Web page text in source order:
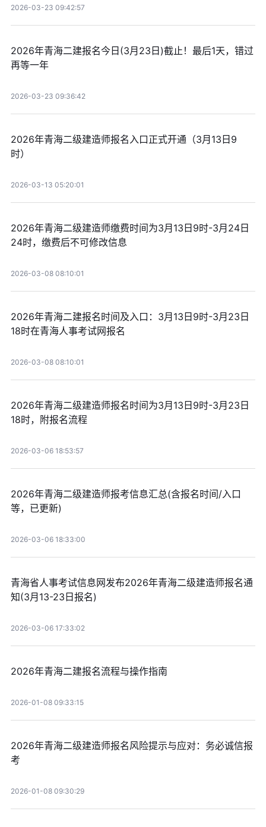
2026-03-23 09:42:57
2026年青海二建报名今日(3月23日)截止！最后1天，错过
再等一年
2026-03-23 09:36:42
2026年青海二级建造师报名入口正式开通（3月13日9
时）
2026-03-13 05:20:01
2026年青海二级建造师缴费时间为3月13日9时-3月24日
24时，缴费后不可修改信息
2026-03-08 08:10:01
2026年青海二建报名时间及入口：3月13日9时-3月23日
18时在青海人事考试网报名
2026-03-08 08:10:01
2026年青海二级建造师报名时间为3月13日9时-3月23日
18时，附报名流程
2026-03-06 18:53:57
2026年青海二级建造师报考信息汇总(含报名时间/入口
等，已更新)
2026-03-06 18:33:00
青海省人事考试信息网发布2026年青海二级建造师报名通
知(3月13-23日报名)
2026-03-06 17:33:02
2026年青海二建报名流程与操作指南
2026-01-08 09:33:15
2026年青海二级建造师报名风险提示与应对：务必诚信报
考
2026-01-08 09:30:29